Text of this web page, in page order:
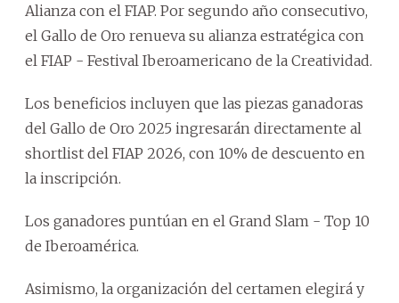
Alianza con el FIAP. Por segundo año consecutivo,
el Gallo de Oro renueva su alianza estratégica con
el FIAP - Festival Iberoamericano de la Creatividad.
Los beneficios incluyen que las piezas ganadoras
del Gallo de Oro 2025 ingresarán directamente al
shortlist del FIAP 2026, con 10% de descuento en
la inscripción.
Los ganadores puntúan en el Grand Slam - Top 10
de Iberoamérica.
Asimismo, la organización del certamen elegirá y